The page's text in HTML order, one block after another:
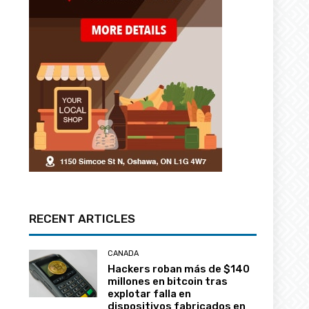
RECENT ARTICLES
CANADA
Hackers roban más de $140
millones en bitcoin tras
explotar falla en
dispositivos fabricados en